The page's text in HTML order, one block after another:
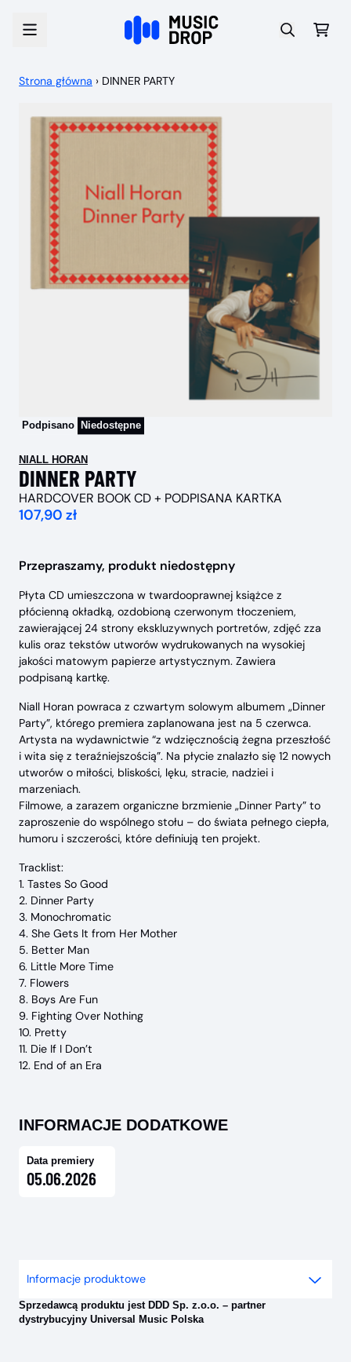
Strona główna › DINNER PARTY
NIALL HORAN
DINNER PARTY
HARDCOVER BOOK CD + PODPISANA KARTKA
107,90 zł
Przepraszamy, produkt niedostępny
Płyta CD umieszczona w twardooprawnej książce z
płócienną okładką, ozdobioną czerwonym tłoczeniem,
zawierającej 24 strony ekskluzywnych portretów, zdjęć zza
kulis oraz tekstów utworów wydrukowanych na wysokiej
jakości matowym papierze artystycznym. Zawiera
podpisaną kartkę.
Niall Horan powraca z czwartym solowym albumem „Dinner
Party”, którego premiera zaplanowana jest na 5 czerwca.
Artysta na wydawnictwie “z wdzięcznością żegna przeszłość
i wita się z teraźniejszością”. Na płycie znalazło się 12 nowych
utworów o miłości, bliskości, lęku, stracie, nadziei i
marzeniach.
Filmowe, a zarazem organiczne brzmienie „Dinner Party” to
zaproszenie do wspólnego stołu – do świata pełnego ciepła,
humoru i szczerości, które definiują ten projekt.
Tracklist:
1. Tastes So Good
2. ⁠Dinner Party
3. Monochromatic
4. She Gets It from Her Mother
5. Better Man
6. Little More Time
7. Flowers
8. Boys Are Fun
9. Fighting Over Nothing
10. Pretty
11. Die If I Don’t
12. End of an Era
INFORMACJE DODATKOWE
Data premiery
05.06.2026
Podpisano Niedostępne
Informacje produktowe
Sprzedawcą produktu jest DDD Sp. z.o.o. – partner
dystrybucyjny Universal Music Polska